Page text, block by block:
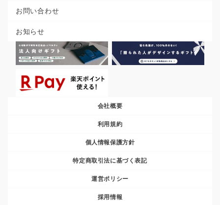
お問い合わせ
お知らせ
会社概要
利用規約
個人情報保護方針
特定商取引法に基づく表記
運営ポリシー
採用情報